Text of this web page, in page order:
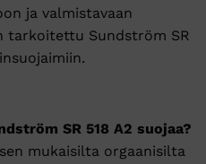
ja valmistavaan
tarkoitettu Sundström SR
SR 518 A2 suojaa?
mukaisilta orgaanisilta